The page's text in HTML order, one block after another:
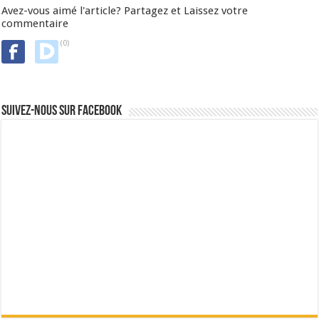
Avez-vous aimé l'article? Partagez et Laissez votre
commentaire
(0)
Suivez-nous sur Facebook